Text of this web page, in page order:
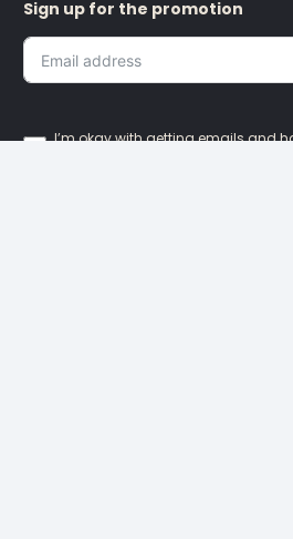
Sign up for the promotion
I’m okay with getting emails and